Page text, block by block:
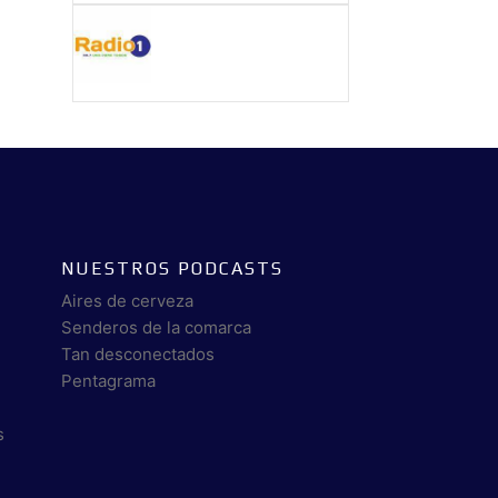
NUESTROS PODCASTS
Aires de cerveza
Senderos de la comarca
Tan desconectados
Pentagrama